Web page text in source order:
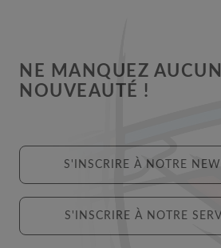
NE MANQUEZ
NOUVEAUTÉ !
S'INSCRIRE À NOTRE
S'INSCRIRE À NOTRE